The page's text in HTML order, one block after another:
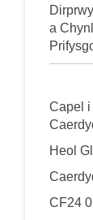
a
Capel i
Heol
CF24